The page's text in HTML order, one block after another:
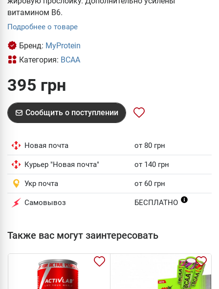
витамином В6.
Подробнее о товаре
Бренд: MyProtein
Категория: BCAA
395 грн
Сообщить о поступлении
Новая почта от 80 грн
Курьер "Новая почта" от 140 грн
Укр почта от 60 грн
Самовывоз БЕСПЛАТНО
Также вас могут заинтересовать